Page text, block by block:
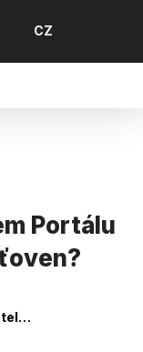
Jazyk
CZ
Portálu
Chci být uživatelem Portálu zdravotních pojišťoven